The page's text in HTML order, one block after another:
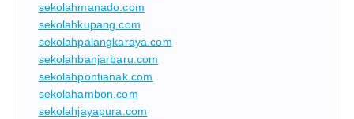
sekolahmanado.com
sekolahkupang.com
sekolahpalangkaraya.com
sekolahbanjarbaru.com
sekolahpontianak.com
sekolahambon.com
sekolahjayapura.com